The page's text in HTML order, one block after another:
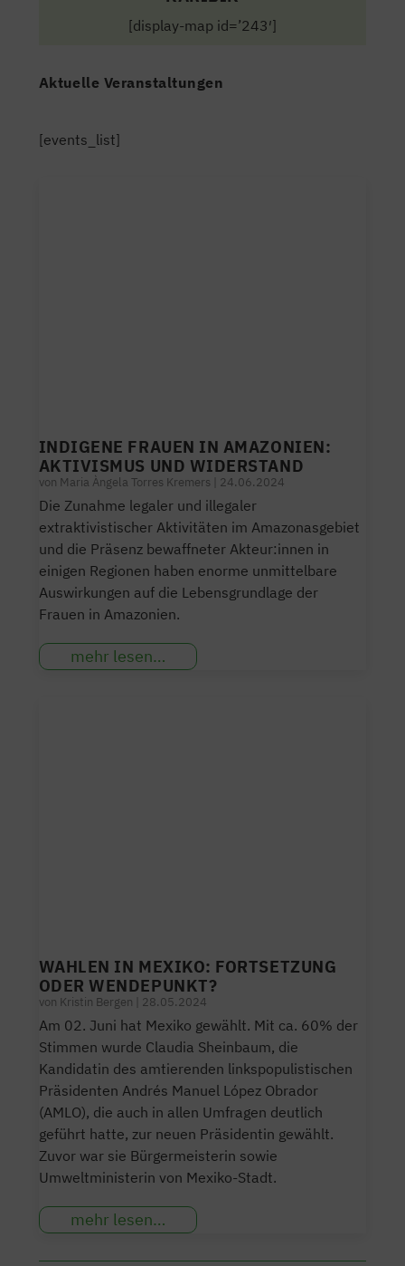
[display-map id=’243′]
Aktuelle Veranstaltungen
[events_list]
INDIGENE FRAUEN IN AMAZONIEN:
AKTIVISMUS UND WIDERSTAND
von Maria Àngela Torres Kremers 24.06.2024
Die Zunahme legaler und illegaler
extraktivistischer Aktivitäten im Amazonasgebiet
und die Präsenz bewaffneter Akteur:innen in
einigen Regionen haben enorme unmittelbare
Auswirkungen auf die Lebensgrundlage der
Frauen in Amazonien.
mehr lesen…
WAHLEN IN MEXIKO: FORTSETZUNG
ODER WENDEPUNKT?
von Kristin Bergen 28.05.2024
Am 02. Juni hat Mexiko gewählt. Mit ca. 60% der
Stimmen wurde Claudia Sheinbaum, die
Kandidatin des amtierenden linkspopulistischen
Präsidenten Andrés Manuel López Obrador
(AMLO), die auch in allen Umfragen deutlich
geführt hatte, zur neuen Präsidentin gewählt.
Zuvor war sie Bürgermeisterin sowie
Umweltministerin von Mexiko-Stadt.
mehr lesen…